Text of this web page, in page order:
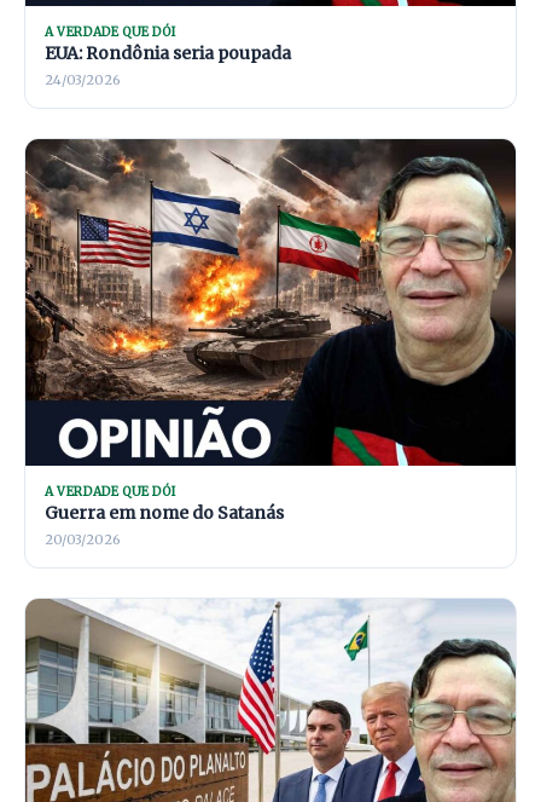
A VERDADE QUE DÓI
EUA: Rondônia seria poupada
24/03/2026
A VERDADE QUE DÓI
Guerra em nome do Satanás
20/03/2026